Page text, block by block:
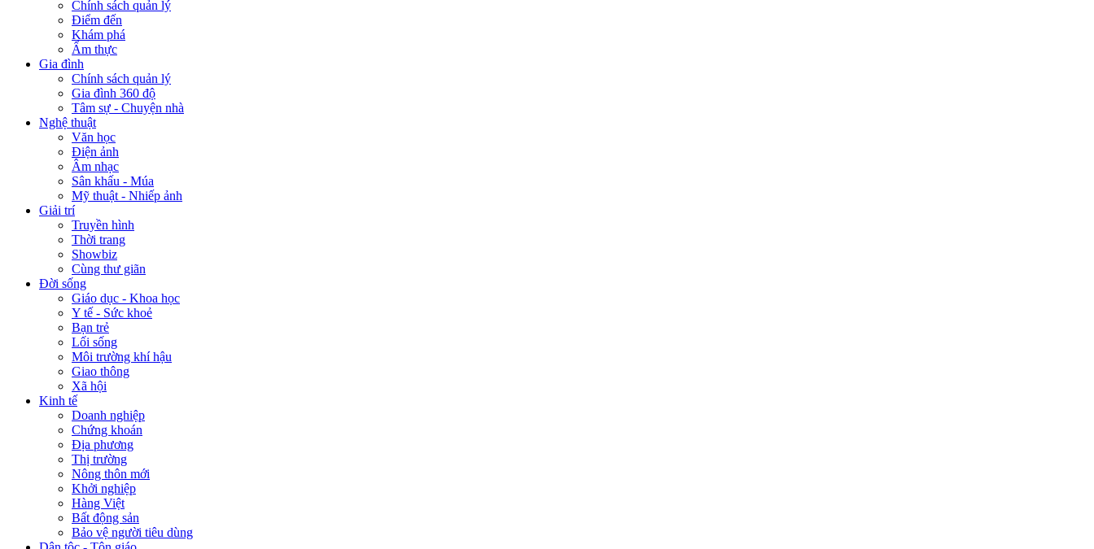
Chính sách quản lý
Điểm đến
Khám phá
Ẩm thực
Gia đình
Chính sách quản lý
Gia đình 360 độ
Tâm sự - Chuyện nhà
Nghệ thuật
Văn học
Điện ảnh
Âm nhạc
Sân khấu - Múa
Mỹ thuật - Nhiếp ảnh
Giải trí
Truyền hình
Thời trang
Showbiz
Cùng thư giãn
Đời sống
Giáo dục - Khoa học
Y tế - Sức khoẻ
Bạn trẻ
Lối sống
Môi trường khí hậu
Giao thông
Xã hội
Kinh tế
Doanh nghiệp
Chứng khoán
Địa phương
Thị trường
Nông thôn mới
Khởi nghiệp
Hàng Việt
Bất động sản
Bảo vệ người tiêu dùng